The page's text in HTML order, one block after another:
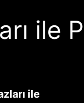
ile
ile